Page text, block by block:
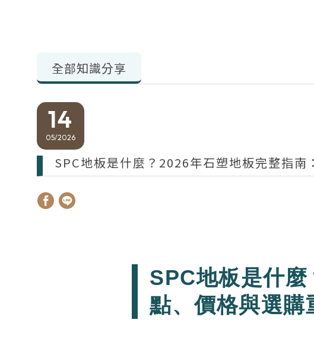
全部知識分享
14
05 2026
SPC地板是什麼？2026年石塑地板完整指
SPC地板是什
點、價格與選購